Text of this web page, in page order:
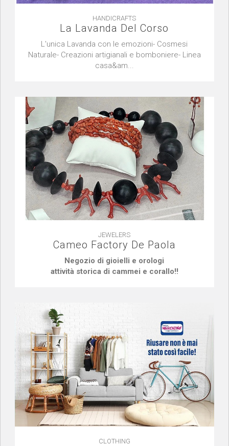
HANDICRAFTS
La Lavanda Del Corso
L'unica Lavanda con le emozioni- Cosmesi
Naturale- Creazioni artigianali e bomboniere- Linea
casa&am...
JEWELERS
Cameo Factory De Paola
Negozio di gioielli e orologi
attività storica di cammei e corallo!!
CLOTHING